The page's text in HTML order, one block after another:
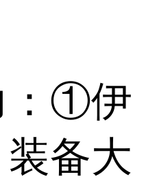
：①伊
备大